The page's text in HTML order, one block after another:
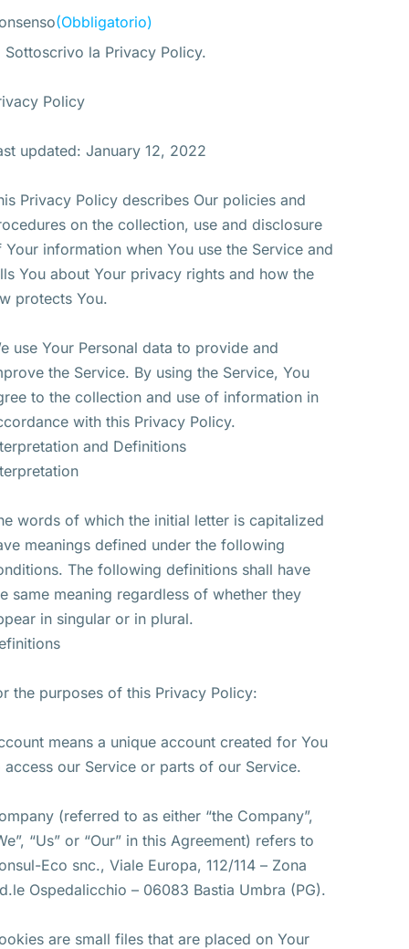
(Obbligatorio)
Sottoscrivo la Privacy Policy.
Policy
updated: January 12, 2022
Privacy Policy describes Our policies and
on the collection, use and disclosure
Your information when You use the Service and
You about Your privacy rights and how the
protects You.
use Your Personal data to provide and
the Service. By using the Service, You
to the collection and use of information in
with this Privacy Policy.
and Definitions
words of which the initial letter is capitalized
meanings defined under the following
The following definitions shall have
same meaning regardless of whether they
in singular or in plural.
the purposes of this Privacy Policy:
means a unique account created for You
access our Service or parts of our Service.
(referred to as either “the Company”,
“Us” or “Our” in this Agreement) refers to
Eco snc., Viale Europa, 112/114 – Zona
Ospedalicchio – 06083 Bastia Umbra (PG).
are small files that are placed on Your